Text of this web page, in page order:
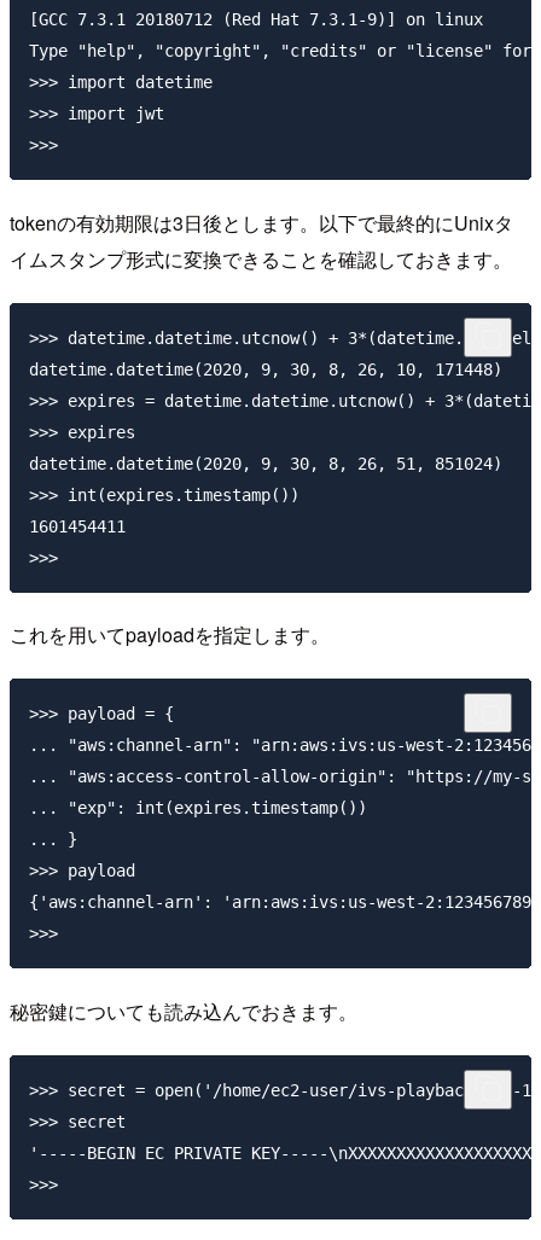
[GCC 7.3.1 20180712 (Red Hat 7.3.1-9)] on linux
Type "help", "copyright", "credits" or "license" for
>>> import datetime
>>> import jwt
tokenの有効期限は3日後とします。以下で最終的にUnixタ
イムスタンプ形式に変換できることを確認しておきます。
>>> datetime.datetime.utcnow() +
datetime.datetime(2020, 9, 30, 8, 26, 10, 171448)
>>> expires = datetime.datetime.utcnow() +
>>> expires
datetime.datetime(2020, 9, 30, 8, 26, 51, 851024)
>>> int(expires.timestamp())
1601454411
これを用いてpayloadを指定します。
>>> payload = {
... "aws:channel-arn": "arn:aws:ivs:us-west-
... "aws:access-control-allow-origin": "https://my-s3-
... "exp": int(expires.timestamp())
... }
>>> payload
{'aws:channel-arn': 'arn:aws:ivs:us-west-
秘密鍵についても読み込んでおきます。
>>> secret = open('/home/ec2-user/ivs-playback-
>>> secret
'-----BEGIN EC PRIVATE KEY-----